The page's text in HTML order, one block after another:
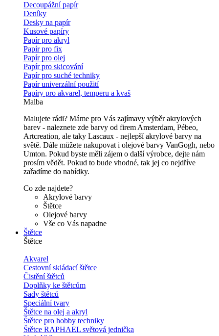
Decoupážní papír
Deníky
Desky na papír
Kusové papíry
Papír pro akryl
Papír pro fix
Papír pro olej
Papír pro skicování
Papír pro suché techniky
Papír univerzální použití
Papíry pro akvarel, temperu a kvaš
Malba
Malujete rádi? Máme pro Vás zajímavy výběr akrylových
barev - naleznete zde barvy od firem Amsterdam, Pébeo,
Artcreation, ale taky Lascaux - nejlepší akrylové barvy na
světě. Dále můžete nakupovat i olejové barvy VanGogh, nebo
Umton. Pokud byste měli zájem o další výrobce, dejte nám
prosím vědět. Pokud to bude vhodné, tak jej co nejdříve
zařadíme do nabídky.
Co zde najdete?
Akrylové barvy
Štětce
Olejové barvy
Vše co Vás napadne
Štětce
Štětce
Akvarel
Cestovní skládací štětce
Čistění štětců
Doplňky ke štětcům
Sady štětců
Speciální tvary
Štětce na olej a akryl
Štětce pro hobby techniky
Štětce RAPHAEL světová jednička